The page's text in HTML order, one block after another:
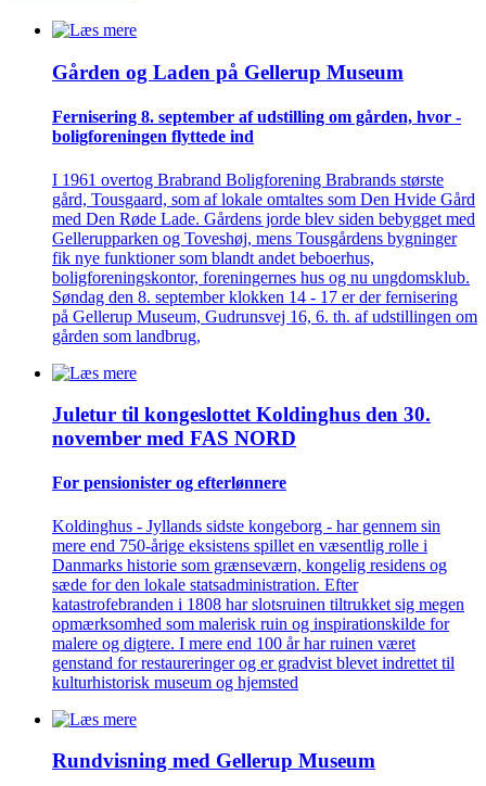
Gården og Laden på Gellerup Museum
Fernisering 8. september af ­udstilling om gården, hvor ­
bolig­foreningen flyttede ind
I 1961 overtog Brabrand Boligforening Brabrands største
gård, Tousgaard, som af lokale omtaltes som Den Hvide Gård
med Den Røde Lade. Gårdens jorde blev siden bebygget med
Gellerupparken og Toveshøj, mens Tousgårdens bygninger
fik nye funktioner som blandt andet beboerhus,
boligforeningskontor, foreningernes hus og nu ungdomsklub.
Søndag den 8. september klokken 14 - 17 er der fernisering
på Gellerup Museum, Gudrunsvej 16, 6. th. af udstillingen om
gården som landbrug,
Juletur til kongeslottet Koldinghus den 30.
november med FAS NORD
For pensionister og efterlønnere
Koldinghus - Jyllands sidste kongeborg - har gennem sin
mere end 750-årige eksistens spillet en væsentlig rolle i
Danmarks historie som grænseværn, kongelig residens og
sæde for den lokale statsadministration. Efter
katastrofebranden i 1808 har slotsruinen tiltrukket sig megen
opmærksomhed som malerisk ruin og inspirationskilde for
malere og digtere. I mere end 100 år har ruinen været
genstand for restaureringer og er gradvist blevet indrettet til
kulturhistorisk museum og hjemsted
Rundvisning med Gellerup Museum